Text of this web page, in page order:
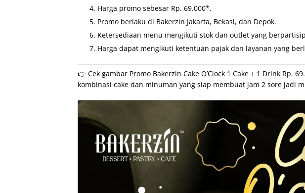
Harga promo sebesar Rp. 69.000*.
Promo berlaku di Bakerzin Jakarta, Bekasi, dan Depok.
Ketersediaan menu mengikuti stok dan outlet yang
Harga dapat mengikuti ketentuan pajak dan layanan yang
👉 Cek gambar Promo Bakerzin Cake O’Clock 1 Cake + 1 Drink Rp.
kombinasi cake dan minuman yang siap membuat jam 2 sore jadi